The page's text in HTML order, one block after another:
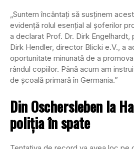
„Suntem încântați să susținem
evidență rolul esențial al șoferilor
a declarat Prof. Dr. Dirk Engelhardt,
Dirk Hendler, director Blicki e.V., a
oportunitate minunată de a
rândul copiilor. Până acum am
de școală primară în Germania.”
Din Oschersleben la
poliția în spate